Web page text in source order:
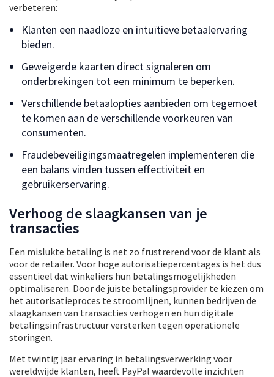
verbeteren:
Klanten een naadloze en intuïtieve betaalervaring
bieden.
Geweigerde kaarten direct signaleren om
onderbrekingen tot een minimum te beperken.
Verschillende betaalopties aanbieden om tegemoet
te komen aan de verschillende voorkeuren van
consumenten.
Fraudebeveiligingsmaatregelen implementeren die
een balans vinden tussen effectiviteit en
gebruikerservaring.
Verhoog de slaagkansen van je
transacties
Een mislukte betaling is net zo frustrerend voor de klant als
voor de retailer. Voor hoge autorisatiepercentages is het dus
essentieel dat winkeliers hun betalingsmogelijkheden
optimaliseren. Door de juiste betalingsprovider te kiezen om
het autorisatieproces te stroomlijnen, kunnen bedrijven de
slaagkansen van transacties verhogen en hun digitale
betalingsinfrastructuur versterken tegen operationele
storingen.
Met twintig jaar ervaring in betalingsverwerking voor
wereldwijde klanten, heeft PayPal waardevolle inzichten